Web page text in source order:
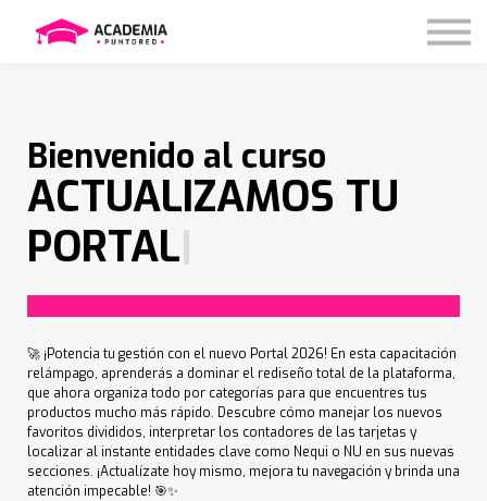
Bienvenido al curso
ACTUALIZAMOS TU
PORTAL|
🚀 ¡Potencia tu gestión con el nuevo Portal 2026! En esta capacitación
relámpago, aprenderás a dominar el rediseño total de la plataforma,
que ahora organiza todo por categorías para que encuentres tus
productos mucho más rápido. Descubre cómo manejar los nuevos
favoritos divididos, interpretar los contadores de las tarjetas y
localizar al instante entidades clave como Nequi o NU en sus nuevas
secciones. ¡Actualízate hoy mismo, mejora tu navegación y brinda una
atención impecable! 🎯✨